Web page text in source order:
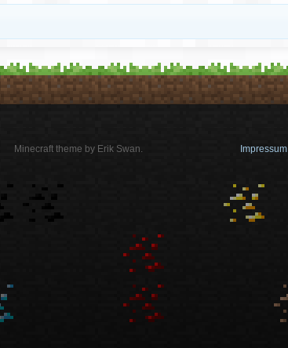
Minecraft theme by Erik Swan. Impressum